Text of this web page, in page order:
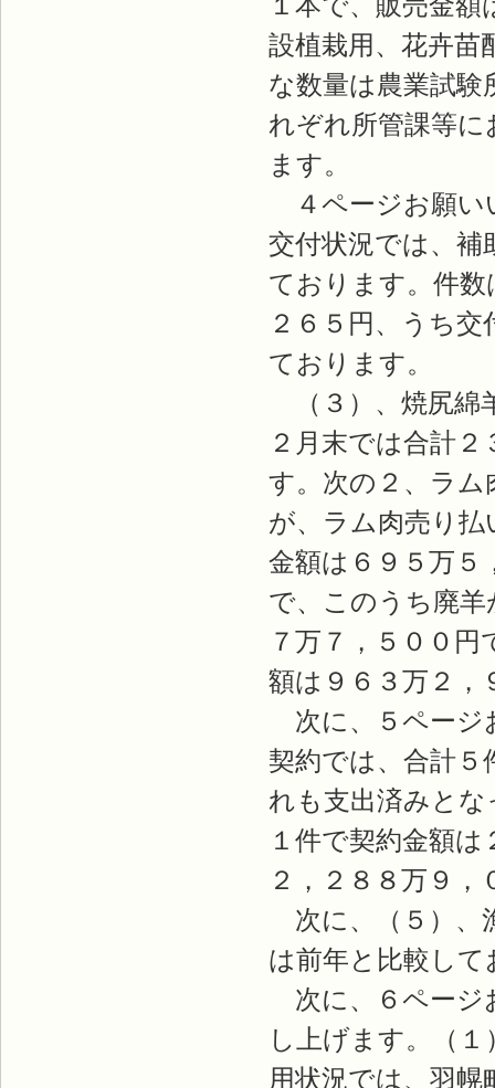
設植栽用、花卉苗
な数量は農業試験
れぞれ所管課等
ます。
４ページお願い
交付状況では、補
ております。件数
２６５円、うち
ております。
（３）、焼尻綿
２月末では合計
す。次の２、ラム
が、ラム肉売り
金額は６９５万５
で、このうち廃
７万７，５００
額は９６３万２，
次に、５ページ
契約では、合計５
れも支出済みと
１件で契約金額
２，２８８万９
次に、（５）、
は前年と比較し
次に、６ページ
し上げます。（
用状況では、羽